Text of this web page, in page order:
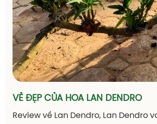
VẺ ĐẸP CỦA HOA LAN DENDRO
Review về Lan Dendro, Lan Dendro